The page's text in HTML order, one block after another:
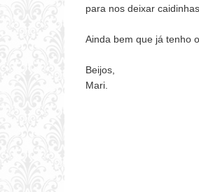
para nos deixar
Ainda bem que já tenho
Beijos,
Mari.